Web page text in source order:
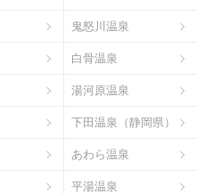
鬼怒川温泉
白骨温泉
湯河原温泉
下田温泉（静岡県）
あわら温泉
平湯温泉